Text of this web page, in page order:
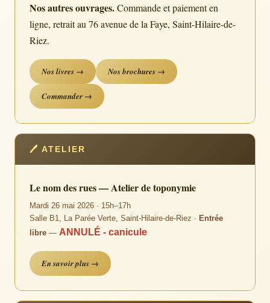
Nos autres ouvrages.Commande et paiement en
ligne, retrait au 76 avenue de la Faye, Saint-Hilaire-de-
Riez.
Nos livres → Nos brochures →
Commander →
🖊 ATELIER
Le nom des rues — Atelier de toponymie
Mardi 26 mai 2026 · 15h–17h
Salle B1, La Parée Verte, Saint-Hilaire-de-Riez · Entrée
libre — ANNULÉ - canicule
En savoir plus →